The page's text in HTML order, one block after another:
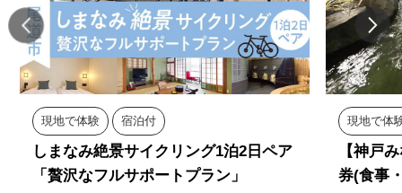
現地で体験 宿泊付
しまなみ絶景サイクリング1泊2日ペア
「贅沢なフルサポートプラン」
現地で体
【神戸
券(食事